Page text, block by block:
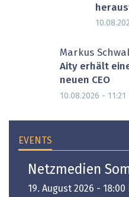
Markus
Aity erhält
neuen CEO
10.08.2026 - 11:21
EVENTS
Netzmedien
19. August 2026 - 18:00